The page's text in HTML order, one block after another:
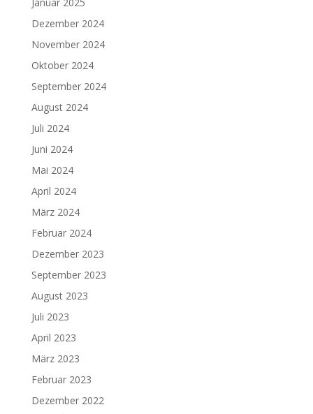
Dezember 2024
November 2024
Oktober 2024
September 2024
August 2024
Juli 2024
Juni 2024
Mai 2024
April 2024
März 2024
Februar 2024
Dezember 2023
September 2023
August 2023
Juli 2023
April 2023
März 2023
Februar 2023
Dezember 2022